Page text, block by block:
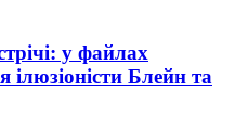
у файлах
Блейн та